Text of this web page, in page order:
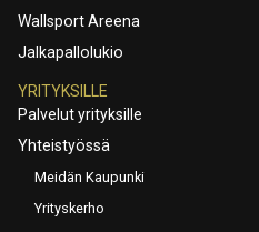
Wallsport Areena
Jalkapallolukio
YRITYKSILLE
Palvelut yrityksille
Yhteistyössä
Meidän Kaupunki
Yrityskerho